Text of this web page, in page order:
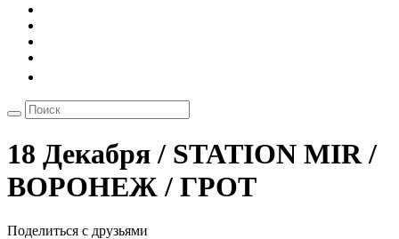
18 Декабря / STATION MIR /
ВОРОНЕЖ / ГРОТ
Поделиться с друзьями